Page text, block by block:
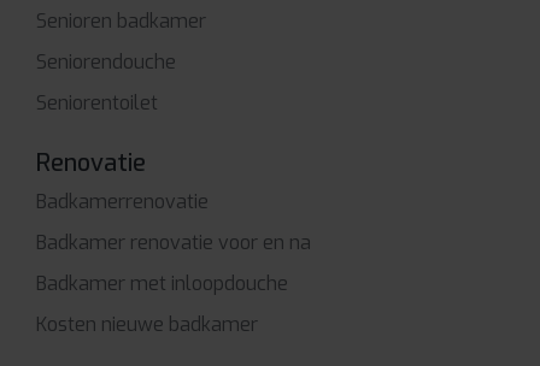
Senioren badkamer
Seniorendouche
Seniorentoilet
Renovatie
Badkamerrenovatie
Badkamer renovatie voor en na
Badkamer met inloopdouche
Kosten nieuwe badkamer